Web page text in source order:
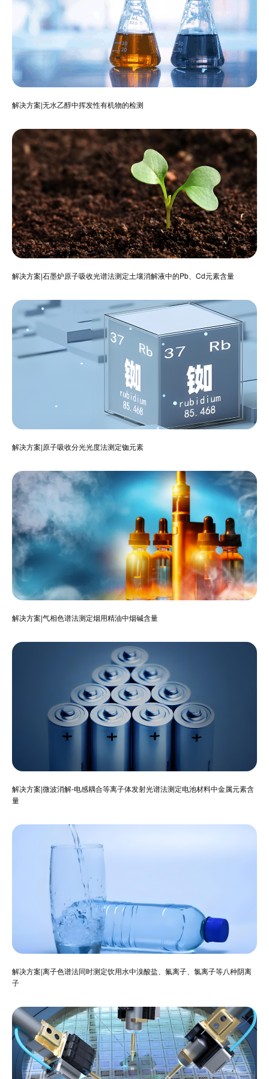
解决方案|无水乙醇中挥发性有机物的检测
解决方案|石墨炉原子吸收光谱法测定土壤消解液中的Pb、Cd元素含量
解决方案|原子吸收分光光度法测定铷元素
解决方案|气相色谱法测定烟用精油中烟碱含量
解决方案|微波消解-电感耦合等离子体发射光谱法测定电池材料中金属元素含
量
解决方案|离子色谱法同时测定饮用水中溴酸盐、氟离子、氯离子等八种阴离
子